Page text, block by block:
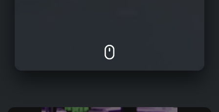
Bauer)